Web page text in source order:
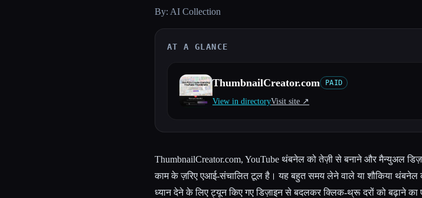
By: AI Collection
AT A GLANCE
ThumbnailCreator.com PAID
View in directoryVisit site ↗︎
ThumbnailCreator.com, YouTube थंबनेल को तेज़ी से बनाने और मैन्युअल
काम के ज़रिए एआई-संचालित टूल है। यह बहुत समय लेने वाले या शौकिया थंबनेल
ध्यान देने के लिए ट्यून किए गए डिज़ाइन से बदलकर क्लिक-थ्रू दरों को बढ़ाने का